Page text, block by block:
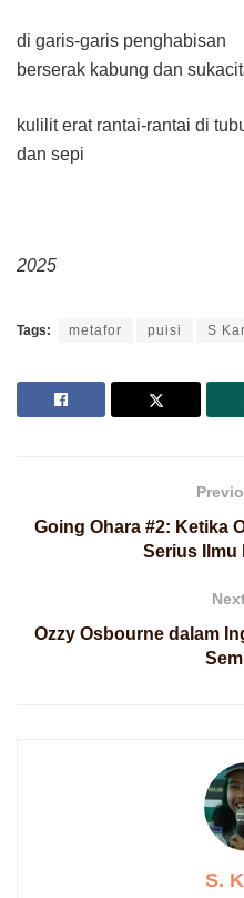
di garis-garis penghabisan
berserak kabung dan
kulilit erat rantai-rantai di
dan sepi
2025
Tags: metafor puisi S
Going Ohara #2: Ketika
Serius Ilmu
Ozzy Osbourne dalam
S.